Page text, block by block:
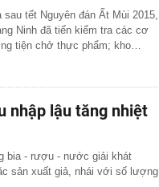
tết Nguyên đán Ất Mùi 2015,
Ninh đã tiến kiểm tra các cơ
tiện chở thực phẩm; kho…
nhập lậu tăng nhiệt
bia - rượu - nước giải khát
sản xuất giả, nhái với số lượng